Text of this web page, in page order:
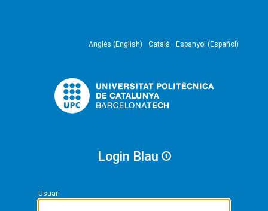
Anglès (English) Català Espanyol (Español)
Login Blau
Usuari